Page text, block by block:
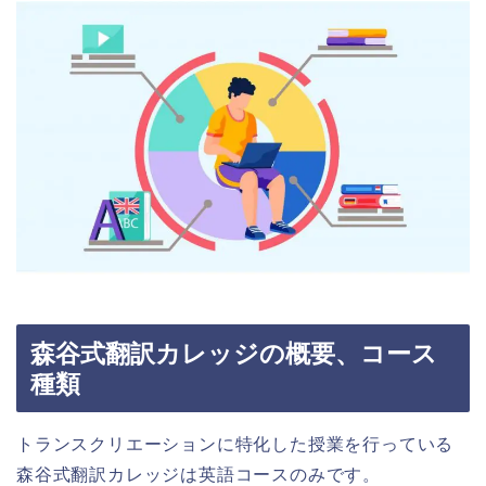
森谷式翻訳カレッジの概要、コース
種類
トランスクリエーションに特化した授業を行っている
森谷式翻訳カレッジは英語コースのみです。